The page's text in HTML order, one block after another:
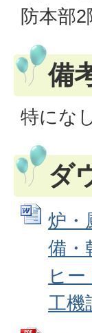
防本部2
備
特にな
ダ
炉・
備・
ヒ
工機